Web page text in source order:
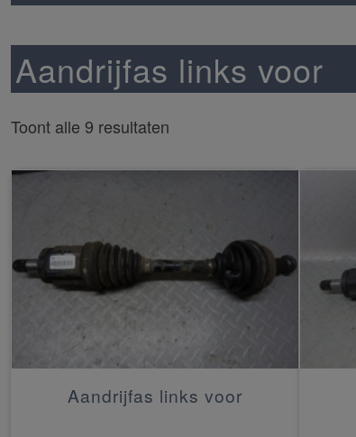
Aandrijfas links voor
Toont alle 9 resultaten
Aandrijfas links voor